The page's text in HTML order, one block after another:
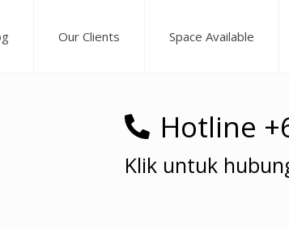
Our Clients Space Available
Hotline
Klik untuk